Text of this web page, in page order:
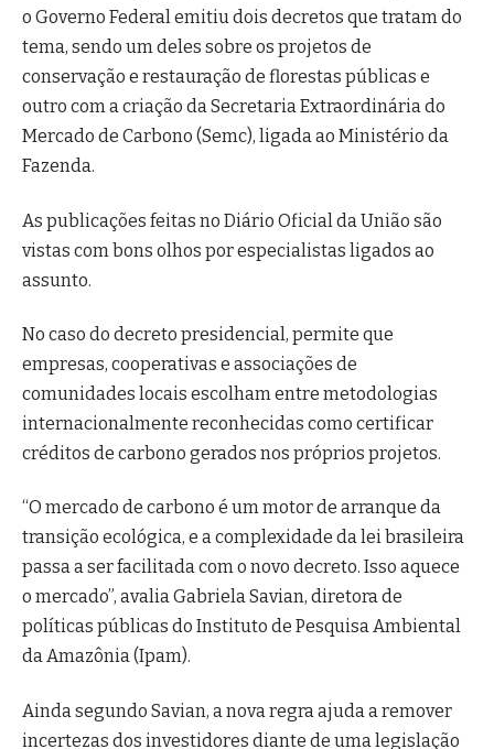
o Governo Federal emitiu dois decretos que tratam do
tema, sendo um deles sobre os projetos de
conservação e restauração de florestas públicas e
outro com a criação da Secretaria Extraordinária do
Mercado de Carbono (Semc), ligada ao Ministério da
Fazenda.
As publicações feitas no Diário Oficial da União são
vistas com bons olhos por especialistas ligados ao
assunto.
No caso do decreto presidencial, permite que
empresas, cooperativas e associações de
comunidades locais escolham entre metodologias
internacionalmente reconhecidas como certificar
créditos de carbono gerados nos próprios projetos.
“O mercado de carbono é um motor de arranque da
transição ecológica, e a complexidade da lei brasileira
passa a ser facilitada com o novo decreto. Isso aquece
o mercado”, avalia Gabriela Savian, diretora de
políticas públicas do Instituto de Pesquisa Ambiental
da Amazônia (Ipam).
Ainda segundo Savian, a nova regra ajuda a remover
incertezas dos investidores diante de uma legislação